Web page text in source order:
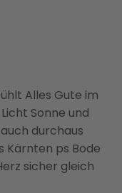
Alles Gute im
Sonne und
durchaus
Kärnten ps Bode
sicher gleich